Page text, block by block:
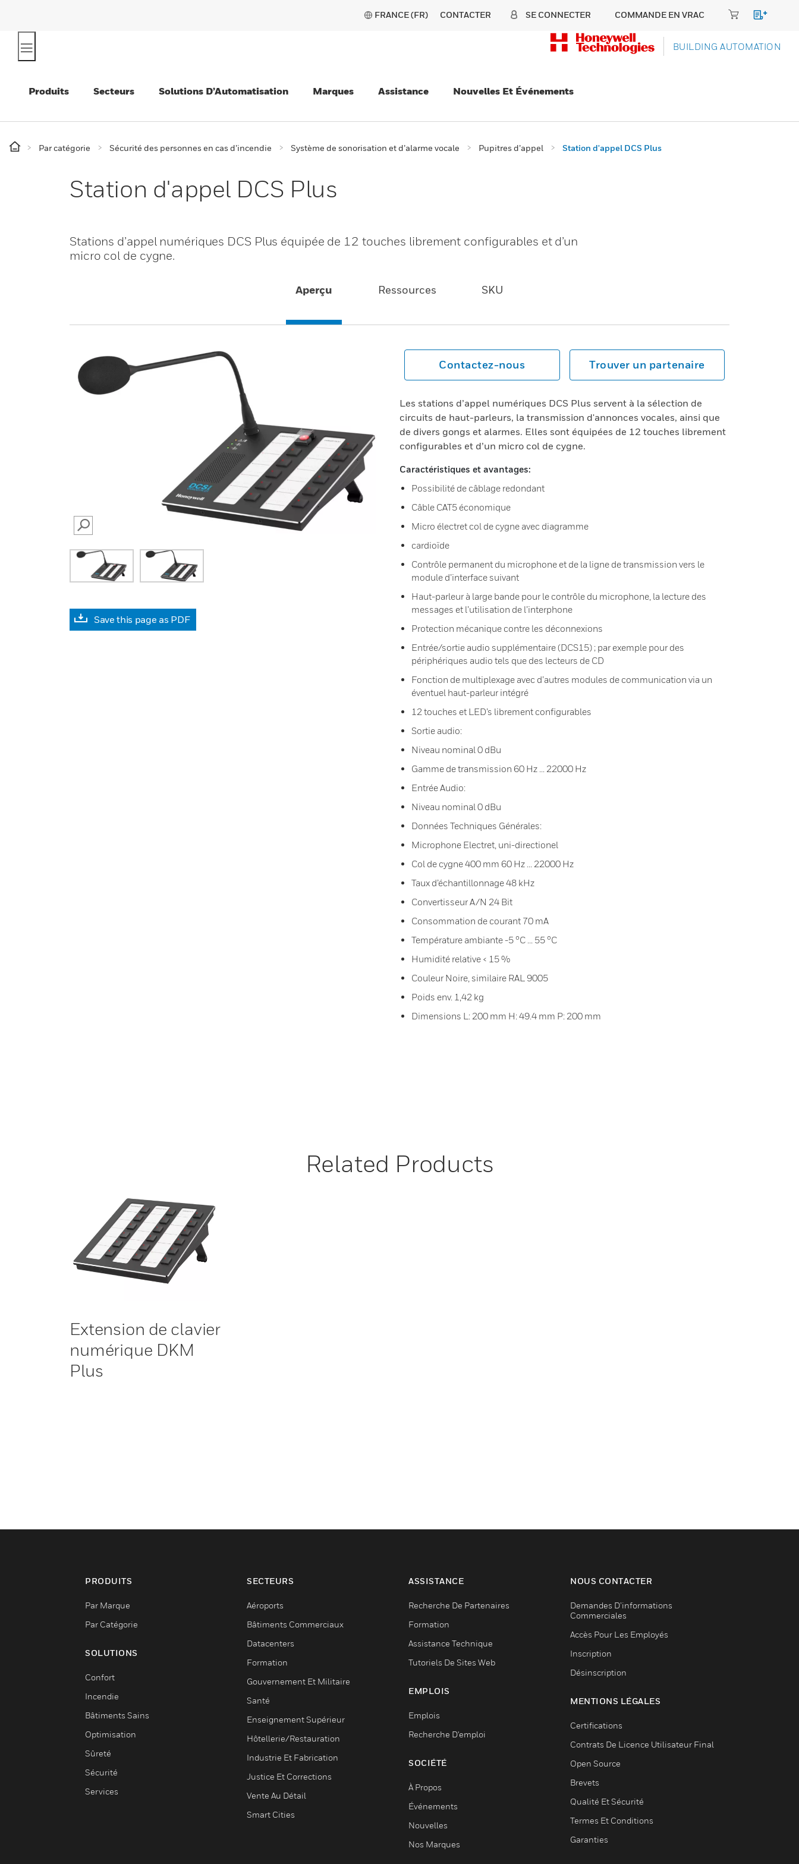
FRANCE (FR) CONTACTER SE CONNECTER COMMANDE EN VRAC
BUILDING AUTOMATION
Produits Secteurs Solutions D’Automatisation Marques Assistance Nouvelles Et Événements
Par catégorie Sécurité des personnes en cas d’incendie Système de sonorisation et d’alarme vocale Pupitres d’appel Station d'appel DCS Plus
Station d'appel DCS Plus
Stations d’appel numériques DCS Plus équipée de 12 touches librement configurables et d’un
micro col de cygne.
Aperçu Ressources SKU
SEARCH
Save this page as PDF
Contactez-nous Trouver un partenaire
Les stations d’appel numériques DCS Plus servent à la sélection de
circuits de haut-parleurs, la transmission d'annonces vocales, ainsi que
de divers gongs et alarmes. Elles sont équipées de 12 touches librement
configurables et d’un micro col de cygne.
Caractéristiques et avantages:
Possibilité de câblage redondant
Câble CAT5 économique
Micro électret col de cygne avec diagramme
cardioïde
Contrôle permanent du microphone et de la ligne de transmission vers le
module d’interface suivant
Haut-parleur à large bande pour le contrôle du microphone, la lecture des
messages et l’utilisation de l’interphone
Protection mécanique contre les déconnexions
Entrée/sortie audio supplémentaire (DCS15) ; par exemple pour des
périphériques audio tels que des lecteurs de CD
Fonction de multiplexage avec d’autres modules de communication via un
éventuel haut-parleur intégré
12 touches et LED’s librement configurables
Sortie audio:
Niveau nominal 0 dBu
Gamme de transmission 60 Hz ... 22000 Hz
Entrée Audio:
Niveau nominal 0 dBu
Données Techniques Générales:
Microphone Electret, uni-directionel
Col de cygne 400 mm 60 Hz ... 22000 Hz
Taux d’échantillonnage 48 kHz
Convertisseur A/N 24 Bit
Consommation de courant 70 mA
Température ambiante -5 °C ... 55 °C
Humidité relative < 15 %
Couleur Noire, similaire RAL 9005
Poids env. 1,42 kg
Dimensions L: 200 mm H: 49.4 mm P: 200 mm
Related Products
Extension de clavier
numérique DKM
Plus
PRODUITS
Par Marque
Par Catégorie
SOLUTIONS
Confort
Incendie
Bâtiments Sains
Optimisation
Sûreté
Sécurité
Services
SECTEURS
Aéroports
Bâtiments Commerciaux
Datacenters
Formation
Gouvernement Et Militaire
Santé
Enseignement Supérieur
Hôtellerie/Restauration
Industrie Et Fabrication
Justice Et Corrections
Vente Au Détail
Smart Cities
ASSISTANCE
Recherche De Partenaires
Formation
Assistance Technique
Tutoriels De Sites Web
EMPLOIS
Emplois
Recherche D'emploi
SOCIÉTÉ
À Propos
Événements
Nouvelles
Nos Marques
NOUS CONTACTER
Demandes D’informations
Commerciales
Accès Pour Les Employés
Inscription
Désinscription
MENTIONS LÉGALES
Certifications
Contrats De Licence Utilisateur Final
Open Source
Brevets
Qualité Et Sécurité
Termes Et Conditions
Garanties